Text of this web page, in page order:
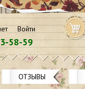
Войти
58-59
ОТЗЫВЫ